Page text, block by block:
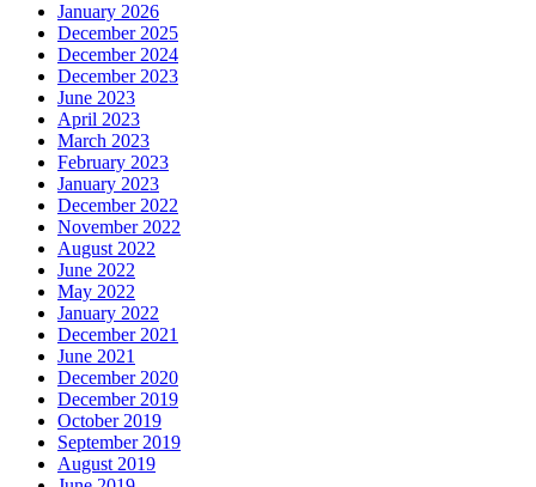
January 2026
December 2025
December 2024
December 2023
June 2023
April 2023
March 2023
February 2023
January 2023
December 2022
November 2022
August 2022
June 2022
May 2022
January 2022
December 2021
June 2021
December 2020
December 2019
October 2019
September 2019
August 2019